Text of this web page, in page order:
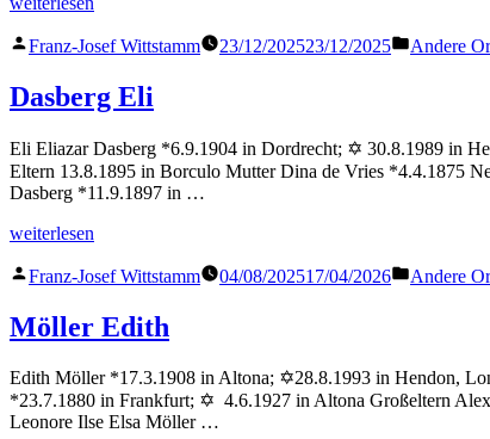
Veröffentlicht
Franz-Josef Wittstamm 23/12/202523/12/2025 Andere
Dasberg Eli
Eli Eliazar Dasberg *6.9.1904 in Dordrecht; ✡ 30.8.1989 in
Eltern 13.8.1895 in Borculo Mutter Dina de Vries *4.4.1875
Dasberg *11.9.1897 in …
„Dasberg
weiterlesen
Veröffentlicht
Franz-Josef Wittstamm 04/08/202517/04/2026 Andere
Möller Edith
Edith Möller *17.3.1908 in Altona; ✡28.8.1993 in Hendon,
*23.7.1880 in Frankfurt; ✡ 4.6.1927 in Altona Großeltern
Leonore Ilse Elsa Möller …